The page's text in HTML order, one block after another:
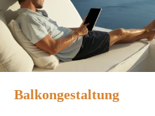
Balkongestaltung